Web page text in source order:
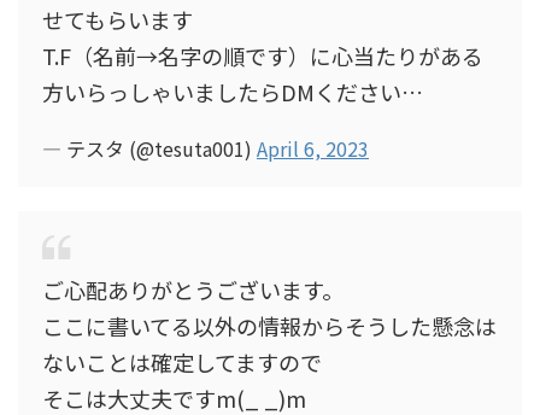
せてもらいます
T.F（名前→名字の順です）に心当たりがある
方いらっしゃいましたらDMください…
— テスタ (@tesuta001) April 6, 2023
ご心配ありがとうございます。
ここに書いてる以外の情報からそうした懸念は
ないことは確定してますので
そこは大丈夫ですm(_ _)m